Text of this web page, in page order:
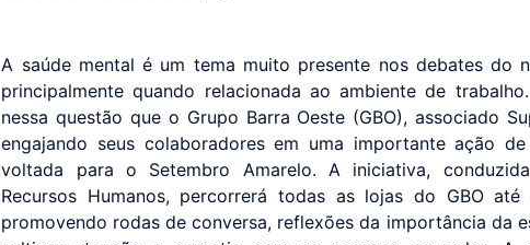
A saúde mental é um tema muito presente nos debates do
principalmente quando relacionada ao ambiente de
nessa questão que o Grupo Barra Oeste (GBO), associado
engajando seus colaboradores em uma importante ação de
voltada para o Setembro Amarelo. A iniciativa,
Recursos Humanos, percorrerá todas as lojas do GBO
promovendo rodas de conversa, reflexões da importância da